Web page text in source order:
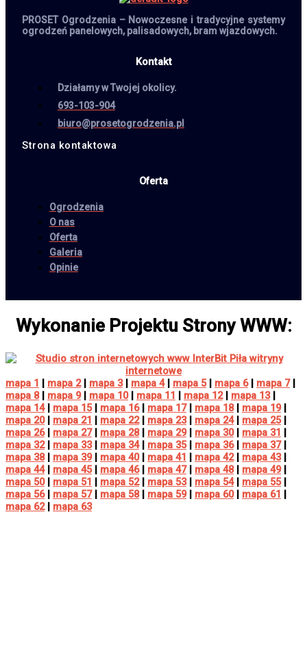
PROSET Ogrodzenia – Nowoczesne i tradycyjne systemy
ogrodzeń panelowych, palisadowych, bram wjazdowych.
Kontakt
Działamy w Twojej okolicy.
693-103-904
biuro@prosetogrodzenia.pl
Strona kontaktowa
Oferta
Ogrodzenia
O nas
Oferta
Galeria
Opinie
Wykonanie Projektu Strony WWW:
mapa 1 | mapa 2| mapa 3| mapa 4| mapa 5| mapa 6| mapa 7|
mapa 8| mapa 9| mapa 10| mapa 11 | mapa 12| mapa 13|
mapa 14| mapa 15| mapa 16| mapa 17| mapa 18| mapa 19|
mapa 20| mapa 21 | mapa 22| mapa 23| mapa 24| mapa 25|
mapa 26| mapa 27| mapa 28| mapa 29| mapa 30| mapa 31 |
mapa 32| mapa 33| mapa 34| mapa 35| mapa 36| mapa 37|
mapa 38| mapa 39| mapa 40| mapa 41 | mapa 42| mapa 43|
mapa 44| mapa 45| mapa 46| mapa 47| mapa 48| mapa 49|
mapa 50| mapa 51 | mapa 52| mapa 53| mapa 54| mapa 55|
mapa 56| mapa 57| mapa 58| mapa 59| mapa 60| mapa 61 |
mapa 62| mapa 63